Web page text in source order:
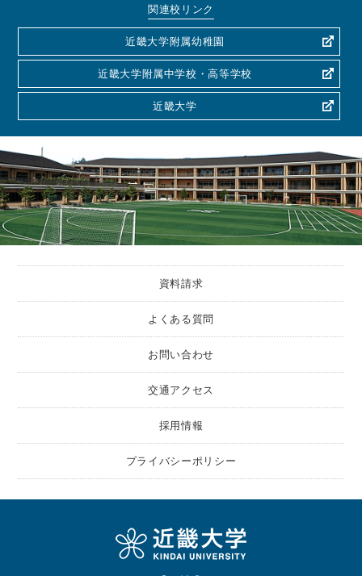
関連校リンク
近畿大学附属幼稚園
近畿大学附属中学校・高等学校
近畿大学
資料請求
よくある質問
お問い合わせ
交通アクセス
採用情報
プライバシーポリシー